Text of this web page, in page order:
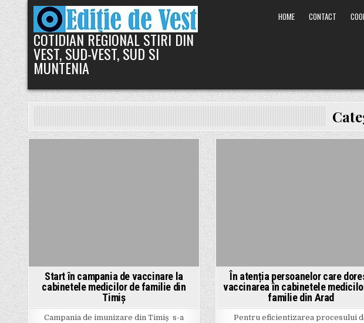
Skip
to
content
COTIDIAN REGIONAL STIRI DIN
VEST, SUD-VEST, SUD SI
MUNTENIA
HOME CONTACT
Start în campania de vaccinare la
cabinetele medicilor de familie din
Timiș
Campania de imunizare din Timiș s-a
În atenția persoanelor care
vaccinarea în cabinetele
familie din Arad
Pentru eficientizarea procesului